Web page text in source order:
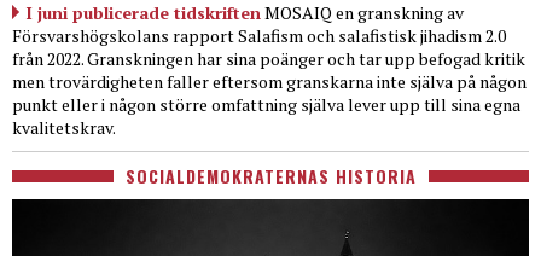
I juni publicerade tidskriftenMOSAIQ en granskning av
Försvarshögskolans rapport Salafism och salafistisk jihadism 2.0
från 2022. Granskningen har sina poänger och tar upp befogad kritik
men trovärdigheten faller eftersom granskarna inte själva på någon
punkt eller i någon större omfattning själva lever upp till sina egna
kvalitetskrav.
SOCIALDEMOKRATERNAS HISTORIA